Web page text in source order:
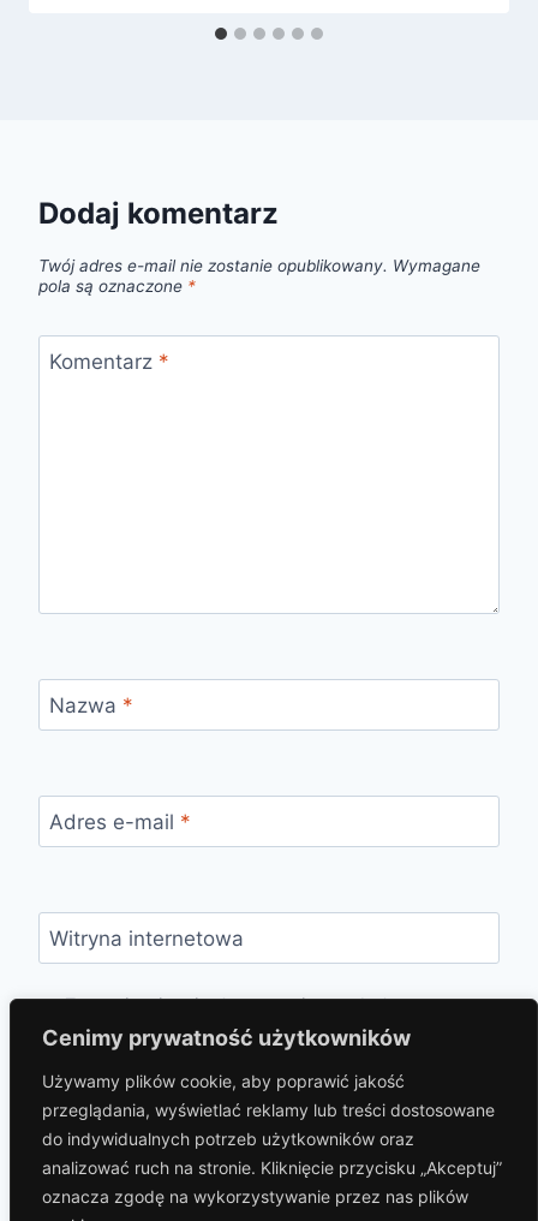
Cenimy prywatność użytkowników
Używamy plików cookie, aby poprawić jakość
przeglądania, wyświetlać reklamy lub treści dostosowane
do indywidualnych potrzeb użytkowników oraz
analizować ruch na stronie. Kliknięcie przycisku „Akceptuj”
oznacza zgodę na wykorzystywanie przez nas plików
Dodaj komentarz
Twój adres e-mail nie zostanie opublikowany. Wymagane
pola są oznaczone *
Komentarz *
Nazwa *
Adres e-mail *
Witryna internetowa
Zapamiętaj moje dane w tej przeglądarce
podczas pisania kolejnych komentarzy.